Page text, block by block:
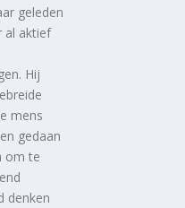
geleden
al aktief
Hij
mens
gedaan
om te
denken